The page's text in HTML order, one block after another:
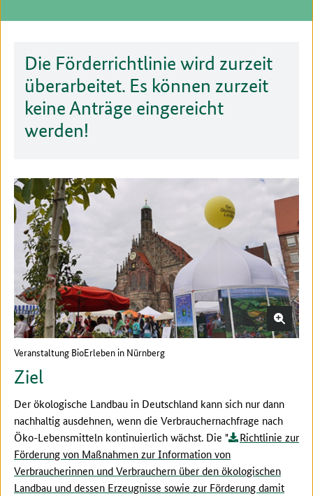
Die Förderrichtlinie wird zurzeit
überarbeitet. Es können zurzeit
keine Anträge eingereicht
werden!
Veranstaltung BioErleben in Nürnberg
Ziel
Der ökologische Landbau in Deutschland kann sich nur dann
nachhaltig ausdehnen, wenn die Verbrauchernachfrage nach
Öko-Lebensmitteln kontinuierlich wächst. Die "
Richtlinie zur
Förderung von Maßnahmen zur Information von
Verbraucherinnen und Verbrauchern über den ökologischen
Landbau und dessen Erzeugnisse sowie zur Förderung damit